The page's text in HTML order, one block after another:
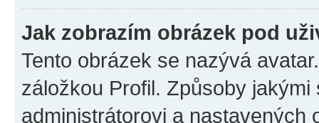
Jak zobrazím obrázek pod
Tento obrázek se nazývá
záložkou Profil. Způsoby
administrátorovi a nastavených